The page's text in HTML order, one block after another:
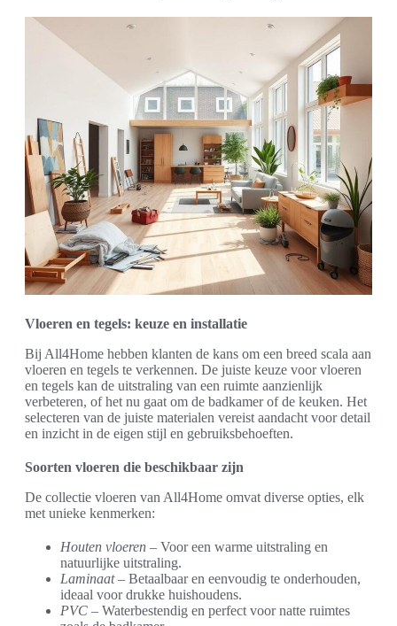
Vloeren en tegels: keuze en installatie
Bij All4Home hebben klanten de kans om een breed scala aan
vloeren en tegels te verkennen. De juiste keuze voor vloeren
en tegels kan de uitstraling van een ruimte aanzienlijk
verbeteren, of het nu gaat om de badkamer of de keuken. Het
selecteren van de juiste materialen vereist aandacht voor detail
en inzicht in de eigen stijl en gebruiksbehoeften.
Soorten vloeren die beschikbaar zijn
De collectie vloeren van All4Home omvat diverse opties, elk
met unieke kenmerken:
Houten vloeren – Voor een warme uitstraling en
natuurlijke uitstraling.
Laminaat– Betaalbaar en eenvoudig te onderhouden,
ideaal voor drukke huishoudens.
PVC – Waterbestendig en perfect voor natte ruimtes